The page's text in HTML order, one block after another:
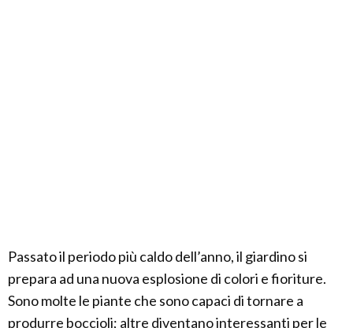
Passato il periodo più caldo dell’anno, il giardino si
prepara ad una nuova esplosione di colori e fioriture.
Sono molte le piante che sono capaci di tornare a
produrre boccioli; altre diventano interessanti per le